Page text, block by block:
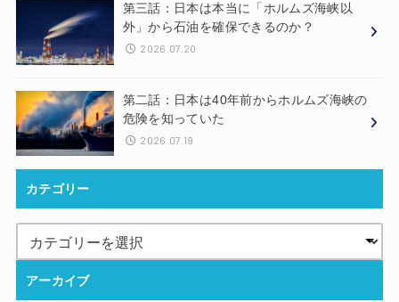
第三話：日本は本当に「ホルムズ海峡以
外」から石油を確保できるのか？
2026.07.20
第二話：日本は40年前からホルムズ海峡の
危険を知っていた
2026.07.19
カテゴリー
アーカイブ